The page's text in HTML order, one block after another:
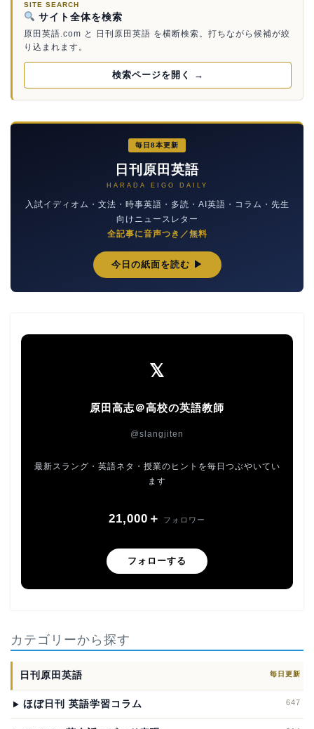
SITE SEARCH
サイト全体を検索
原田英語.com と 日刊原田英語 を横断検索。打ちながら候補が絞
り込まれます。
検索ページを開く →
毎日8本更新
日刊原田英語
HARADA EIGO DAILY
入試イディオム・文法・時事英語・多読・AI英語・コラム・先生
向けニュースレター
全記事に音声つき／無料
今日の紙面を読む ▶
𝕏
原田高志＠高校の英語教師
@slangjiten
最新スラング・英語ネタ・授業のヒントを毎日つぶやいてい
ます
21,000＋ フォロワー
フォローする
カテゴリーから探す
日刊原田英語 毎日更新
ほぼ日刊 英語学習コラム 647